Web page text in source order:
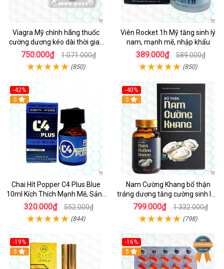
Viagra Mỹ chính hãng thuốc
cường dương kéo dài thời gian
cho Nam nhập khẩu chính ngạch
750.000₫ 1.071.000₫
(850)
Viên Rocket 1h Mỹ tăng sinh lý
nam, mạnh mẽ, nhập khẩu
389.000₫ 589.000₫
(850)
-42%
5
Chai Hít Popper C4 Plus Blue
10ml Kích Thích Mạnh Mẽ, Sảng
Khoái
320.000₫ 552.000₫
(844)
-40%
5
Nam Cường Khang bổ thận
tráng dương tăng cường sinh lực
nam
799.000₫ 1.332.000₫
(798)
-19%
5
-16%
5